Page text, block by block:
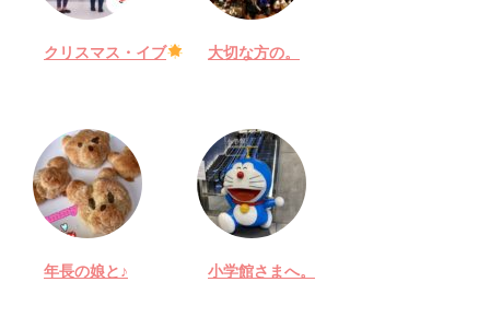
クリスマス・イブ 大切な方の。
年長の娘と♪ 小学館さまへ。